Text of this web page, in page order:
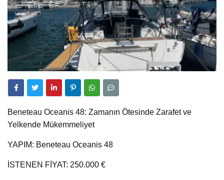
Beneteau Oceanis 48: Zamanın Ötesinde Zarafet ve
Yelkende Mükemmeliyet
YAPIM: Beneteau Oceanis 48
İSTENEN FİYAT: 250.000 €